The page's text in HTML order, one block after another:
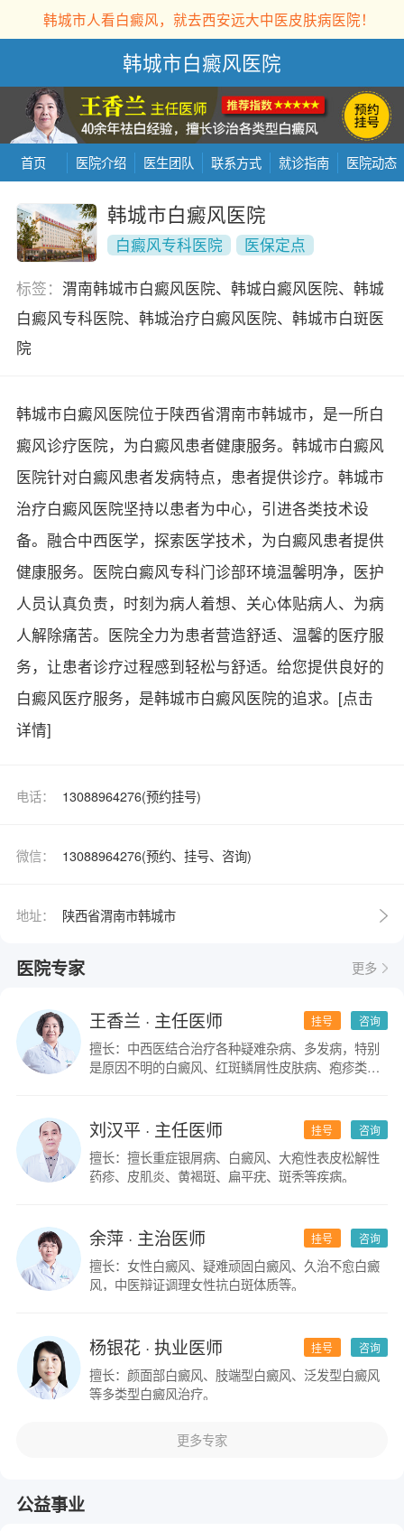
韩城市人看白癜风，就去西安远大中医皮肤病医院！
韩城市白癜风医院
首页 医院介绍 医生团队 联系方式 就诊指南 医院动态
韩城市白癜风医院
白癜风专科医院
医保定点
标签： 渭南韩城市白癜风医院、韩城白癜风医院、韩城
白癜风专科医院、韩城治疗白癜风医院、韩城市白斑医
院
韩城市白癜风医院位于陕西省渭南市韩城市，是一所白
癜风诊疗医院，为白癜风患者健康服务。韩城市白癜风
医院针对白癜风患者发病特点，患者提供诊疗。韩城市
治疗白癜风医院坚持以患者为中心，引进各类技术设
备。融合中西医学，探索医学技术，为白癜风患者提供
健康服务。医院白癜风专科门诊部环境温馨明净，医护
人员认真负责，时刻为病人着想、关心体贴病人、为病
人解除痛苦。医院全力为患者营造舒适、温馨的医疗服
务，让患者诊疗过程感到轻松与舒适。给您提供良好的
白癜风医疗服务，是韩城市白癜风医院的追求。 [点击
详情]
电话： 13088964276(预约挂号)
微信： 13088964276(预约、挂号、咨询)
地址： 陕西省渭南市韩城市
医院专家 更多
咨询
挂号
王香兰 · 主任医师
擅长：中西医结合治疗各种疑难杂病、多发病，特别
是原因不明的白癜风、红斑鳞屑性皮肤病、疱疹类皮
咨询
挂号
刘汉平· 主任医师
擅长：擅长重症银屑病、白癜风、大疱性表皮松解性
药疹、皮肌炎、黄褐斑、扁平疣、斑秃等疾病。
咨询
挂号
余萍· 主治医师
擅长：女性白癜风、疑难顽固白癜风、久治不愈白癜
风，中医辩证调理女性抗白斑体质等。
咨询
挂号
杨银花· 执业医师
擅长：颜面部白癜风、肢端型白癜风、泛发型白癜风
等多类型白癜风治疗。
更多专家
公益事业